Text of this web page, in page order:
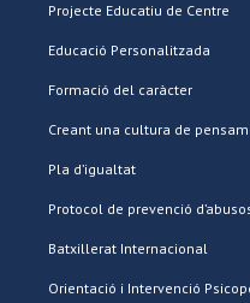
Projecte Educatiu de Centre
Educació Personalitzada
Formació del caràcter
Creant una cultura de
Pla d’igualtat
Protocol de prevenció
Batxillerat Internacional
Orientació i Intervenció